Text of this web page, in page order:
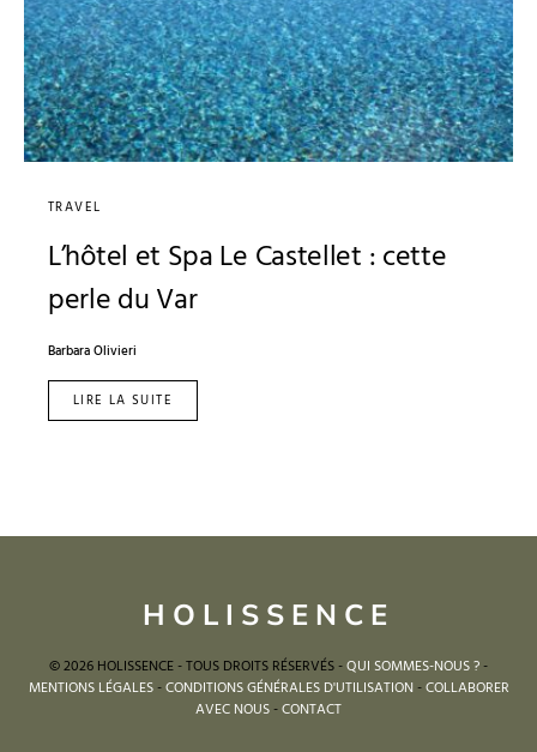
TRAVEL
L’hôtel et Spa Le Castellet : cette
perle du Var
Barbara Olivieri
LIRE LA SUITE
HOLISSENCE
© 2026 HOLISSENCE - TOUS DROITS RÉSERVÉS -QUI SOMMES-NOUS ?-
MENTIONS LÉGALES-CONDITIONS GÉNÉRALES D'UTILISATION-COLLABORER
AVEC NOUS-CONTACT